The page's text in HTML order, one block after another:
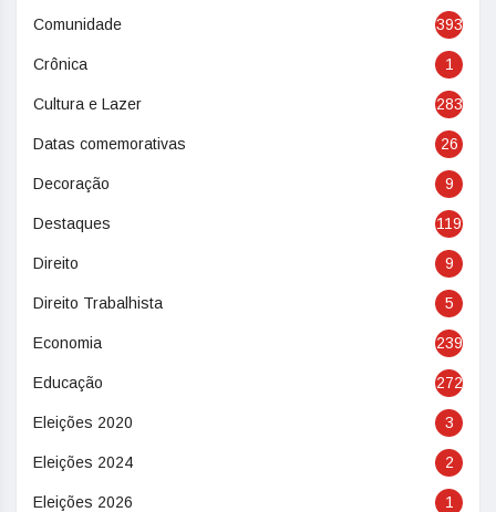
Comunidade 393
Crônica 1
Cultura e Lazer 283
Datas comemorativas 26
Decoração 9
Destaques 119
Direito 9
Direito Trabalhista 5
Economia 239
Educação 272
Eleições 2020 3
Eleições 2024 2
Eleições 2026 1